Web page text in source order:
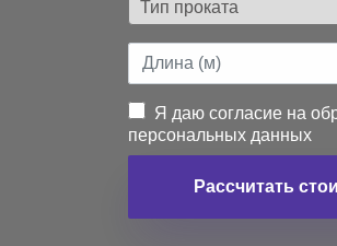
Я даю согласие на
персональных данных
Рассчитать